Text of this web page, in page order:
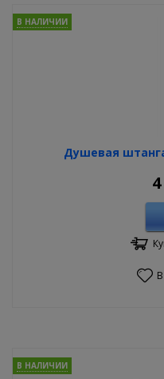
Душевая штанга
В НАЛИЧИИ
В НАЛИЧИИ